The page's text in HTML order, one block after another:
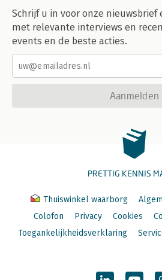
Schrijf u in voor onze
met relevante interviews en
events en de beste acties.
Aanmelden
PRETTIG KENNIS
Thuiswinkel waarborg
Colofon
Privacy Cookies
Toegankelijkheidsverklaring